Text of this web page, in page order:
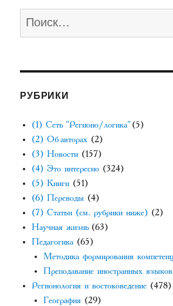
РУБРИКИ
(1) Сеть "Регионо/логика"(5)
(2) Об авторах (2)
(3) Новости (157)
(4) Это интересно (324)
(5) Книги (51)
(6) Переводы (4)
(7) Статьи (см. рубрики ниже) (2)
Научная жизнь(63)
Педагогика (65)
Методика формирования
Преподавание иностранных языков
Регионология и востоковедение (478)
География (29)